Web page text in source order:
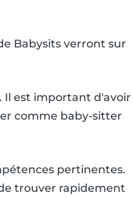
Babysits verront sur
Il est important d'avoir
comme baby-sitter
pertinentes.
trouver rapidement